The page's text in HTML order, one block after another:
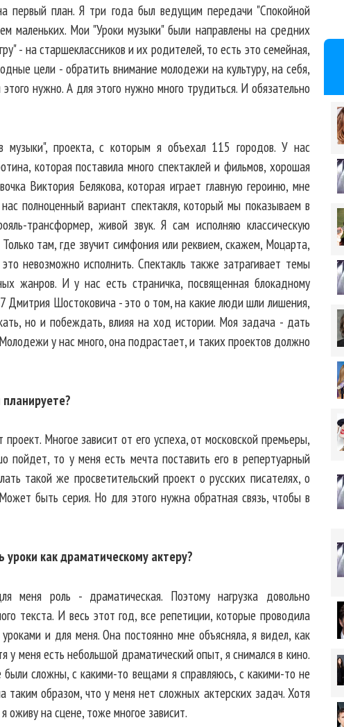
первый план. Я три года был ведущим передачи "Спокойной
маленьких. Мои "Уроки музыки" были направлены на средних
- на старшеклассников и их родителей, то есть это семейная,
цели - обратить внимание молодежи на культуру, на себя,
нужно. А для этого нужно много трудиться. И обязательно
музыки", проекта, с которым я объехал 115 городов. У нас
которая поставила много спектаклей и фильмов, хорошая
Виктория Белякова, которая играет главную героиню, мне
полноценный вариант спектакля, который мы показываем в
трансформер, живой звук. Я сам исполняю классическую
там, где звучит симфония или реквием, скажем, Моцарта,
невозможно исполнить. Спектакль также затрагивает темы
жанров. И у нас есть страничка, посвященная блокадному
Шостоковича - это о том, на какие люди шли лишения,
но и побеждать, влияя на ход истории. Моя задача - дать
у нас много, она подрастает, и таких проектов должно
Многое зависит от его успеха, от московской премьеры,
пойдет, то у меня есть мечта поставить его в репертуарный
такой же просветительский проект о русских писателях, о
быть серия. Но для этого нужна обратная связь, чтобы в
как драматическому актеру?
роль - драматическая. Поэтому нагрузка довольно
текста. И весь этот год, все репетиции, которые проводила
и для меня. Она постоянно мне объясняла, я видел, как
у меня есть небольшой драматический опыт, я снимался в кино.
сложны, с какими-то вещами я справляюсь, с какими-то не
таким образом, что у меня нет сложных актерских задач. Хотя
оживу на сцене, тоже многое зависит.